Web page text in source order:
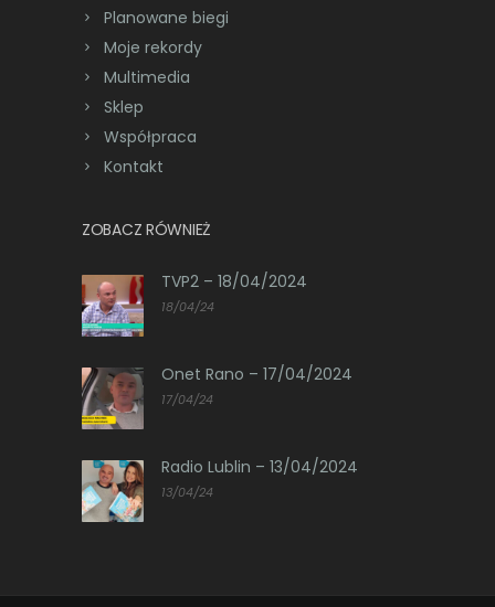
Planowane biegi
Moje rekordy
Multimedia
Sklep
Współpraca
Kontakt
ZOBACZ RÓWNIEŻ
TVP2 – 18/04/2024
18/04/24
Onet Rano – 17/04/2024
17/04/24
Radio Lublin – 13/04/2024
13/04/24